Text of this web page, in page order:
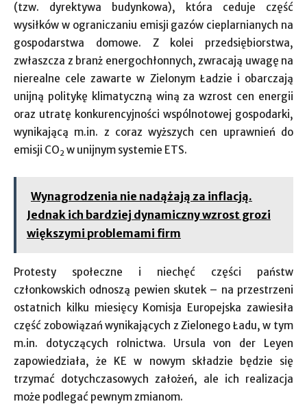
(tzw. dyrektywa budynkowa), która ceduje część
wysiłków w ograniczaniu emisji gazów cieplarnianych na
gospodarstwa domowe. Z kolei przedsiębiorstwa,
zwłaszcza z branż energochłonnych, zwracają uwagę na
nierealne cele zawarte w Zielonym Ładzie i obarczają
unijną politykę klimatyczną winą za wzrost cen energii
oraz utratę konkurencyjności wspólnotowej gospodarki,
wynikającą m.in. z coraz wyższych cen uprawnień do
emisji CO2 w unijnym systemie ETS.
Wynagrodzenia nie nadążają za inflacją.
Jednak ich bardziej dynamiczny wzrost grozi
większymi problemami firm
Protesty społeczne i niechęć części państw
członkowskich odnoszą pewien skutek – na przestrzeni
ostatnich kilku miesięcy Komisja Europejska zawiesiła
część zobowiązań wynikających z Zielonego Ładu, w tym
m.in. dotyczących rolnictwa. Ursula von der Leyen
zapowiedziała, że KE w nowym składzie będzie się
trzymać dotychczasowych założeń, ale ich realizacja
może podlegać pewnym zmianom.